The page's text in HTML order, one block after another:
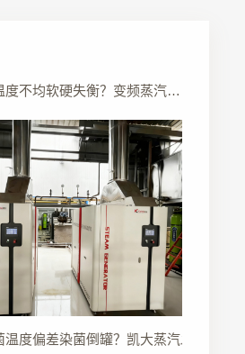
罐头蒸煮温度不均软硬失衡？变频蒸汽发生器恒温持续供热，果肉软烂入味统一
温度偏差染菌倒罐？凯大蒸汽发生器恒